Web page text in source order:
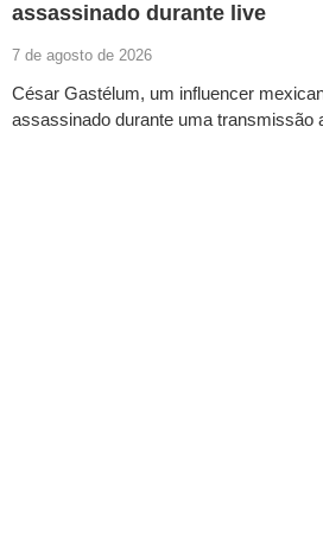
assassinado durante live
7 de agosto de 2026
César Gastélum, um influencer
assassinado durante uma transmissão